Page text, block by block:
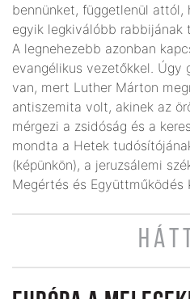
bennünket, függetlenül attól,
egyik legkiválóbb rabbijának
A legnehezebb azonban
evangélikus vezetőkkel. Úgy
van, mert Luther Márton
antiszemita volt, akinek az
mérgezi a zsidóság és a
mondta a Hetek
(képünkön), a jeruzsálemi
Megértés és Együttműködés